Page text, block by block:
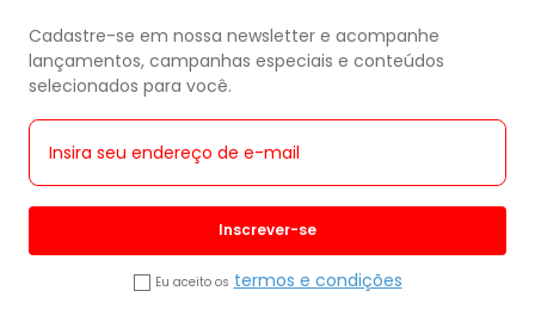
Cadastre-se em nossa newsletter e acompanhe
lançamentos, campanhas especiais e conteúdos
selecionados para você.
Inscrever-se
Eu aceito os termos e condições